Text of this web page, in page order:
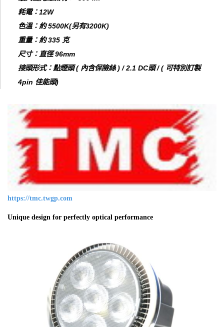
耗電：12W
色溫：約 5500K(另有3200K)
重量：約 335 克
尺寸：直徑 96mm
接頭形式：點煙頭 ( 內含保險絲 ) / 2.1 DC頭 / ( 可特別訂製
4pin 佳能頭)
https://tmc.twgp.com
Unique design for perfectly optical performance